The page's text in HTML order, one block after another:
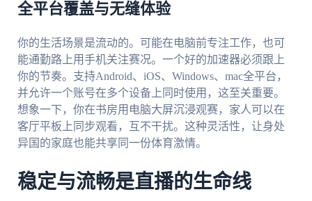
全平台覆盖与无缝体验
你的生活场景是流动的。可能在电脑前专注工作，也可
能通勤路上用手机关注赛况。一个好的加速器必须跟上
你的节奏。支持Android、iOS、Windows、mac全平台，
并允许一个账号在多个设备上同时使用，这至关重要。
想象一下，你在书房用电脑大屏沉浸观赛，家人可以在
客厅平板上同步观看，互不干扰。这种灵活性，让身处
异国的家庭也能共享同一份体育激情。
稳定与流畅是直播的生命线